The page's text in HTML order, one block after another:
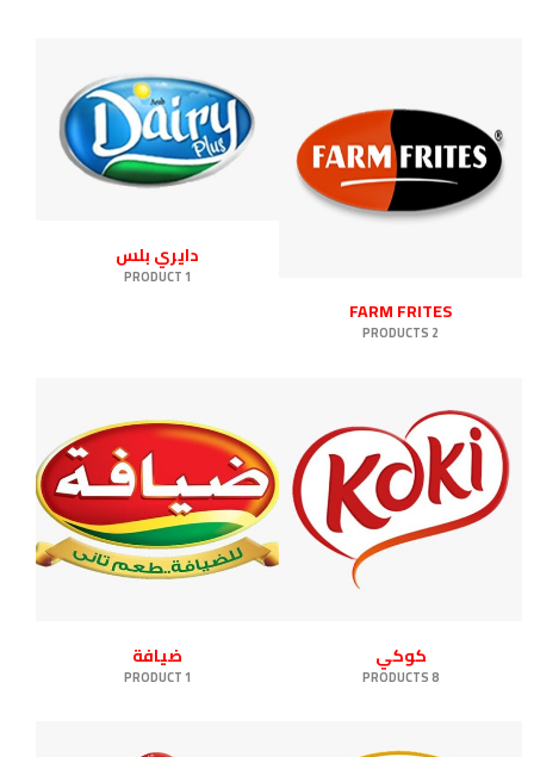
FARM FRITES
2 PRODUCTS
دايري بلس
1 PRODUCT
كوكي
8 PRODUCTS
ضيافة
1 PRODUCT